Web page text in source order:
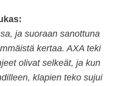
ja suoraan sanottuna
kertaa. AXA teki
olivat selkeät, ja kun
klapien teko sujui